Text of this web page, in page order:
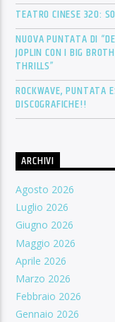
TEATRO CINESE 320:
NUOVA PUNTATA DI
JOPLIN CON I BIG
THRILLS”
ROCKWAVE, PUNTATA
DISCOGRAFICHE!!
ARCHIVI
Agosto 2026
Luglio 2026
Giugno 2026
Maggio 2026
Aprile 2026
Marzo 2026
Febbraio 2026
Gennaio 2026